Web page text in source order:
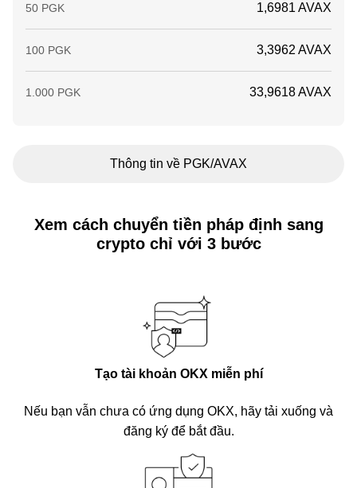
50 PGK 1,6981 AVAX
100 PGK 3,3962 AVAX
1.000 PGK 33,9618 AVAX
Thông tin về PGK/AVAX
Xem cách chuyển tiền pháp định sang
crypto chỉ với 3 bước
Tạo tài khoản OKX miễn phí
Nếu bạn vẫn chưa có ứng dụng OKX, hãy tải xuống và
đăng ký để bắt đầu.